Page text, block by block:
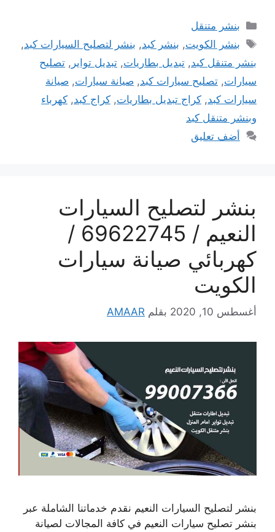
التصنيفات
بنشر متنقل
الوسوم
بنشر الكويت, بنشر كبد, بنشر لتصليح السيارات كبد,
بنشر متنقل كبد, تبديل بطاريات, تبديل تواير , تصليح
سيارات, تصليح سيارات كبد, صيانة سيارات, صيانة
سيارات كبد, كراج تبديل بطاريات, كراج كبد, كهرباء
وبنشر متنقل كبد
أضف تعليق
بنشر لتصليح السيارات
النعيم / 69622745 /
كهربائي صيانة سيارات
الكويت
أغسطس 10, 2020 بقلم AMAAR
بنشر لتصليح السيارات النعيم نقدم خدماتنا الشاملة عبر
بنشر تصليح سيارات النعيم في كافة المجالات لصيانة